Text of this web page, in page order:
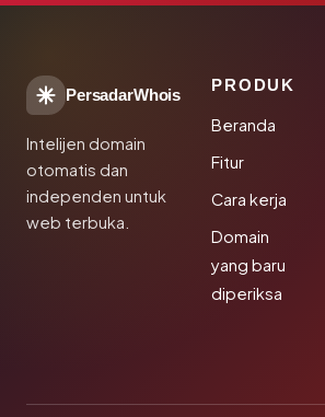
PersadarWhois
Intelijen domain
otomatis dan
independen untuk
web terbuka.
PRODUK
Beranda
Fitur
Cara kerja
Domain
yang baru
diperiksa